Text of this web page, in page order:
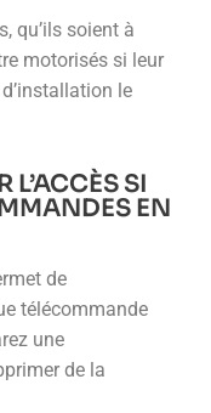
qu’ils soient à
motorisés si leur
le
SI
EN
de
télécommande
une
de la